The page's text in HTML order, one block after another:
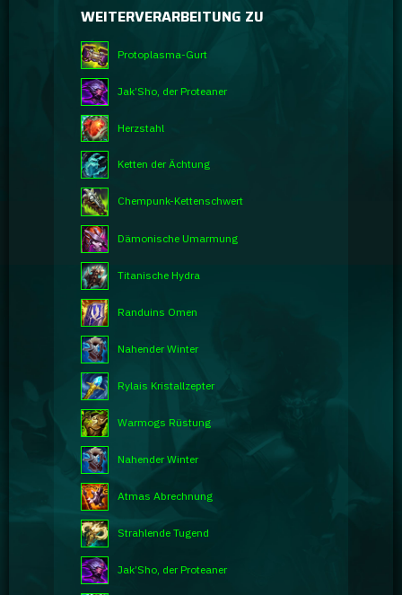
WEITERVERARBEITUNG ZU
Protoplasma-Gurt
Jak’Sho, der Proteaner
Herzstahl
Ketten der Ächtung
Chempunk-Kettenschwert
Dämonische Umarmung
Titanische Hydra
Randuins Omen
Nahender Winter
Rylais Kristallzepter
Warmogs Rüstung
Nahender Winter
Atmas Abrechnung
Strahlende Tugend
Jak’Sho, der Proteaner